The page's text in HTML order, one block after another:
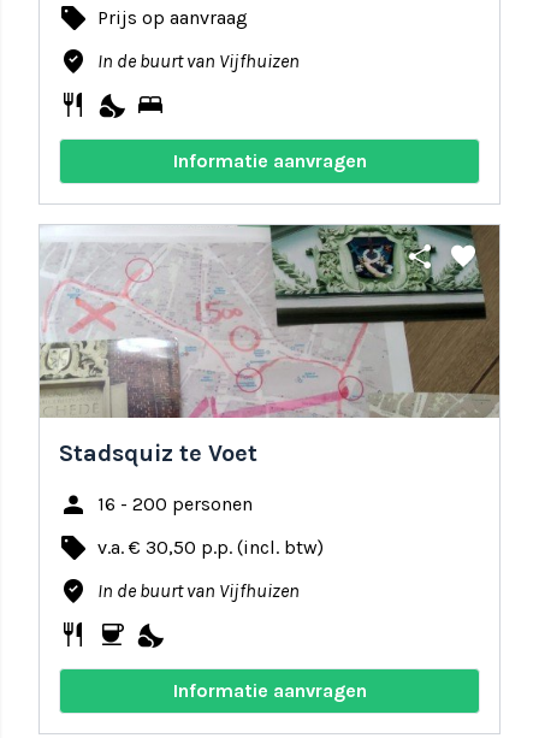
local_offer Prijs op aanvraag
where_to_vote In de buurt van Vijfhuizen
restaurant nights_stay bed
Informatie aanvragen
share favorite
Stadsquiz te Voet
person 16 - 200 personen
local_offer v.a. € 30,50 p.p. (incl. btw)
where_to_vote In de buurt van Vijfhuizen
restaurant coffee nights_stay
Informatie aanvragen